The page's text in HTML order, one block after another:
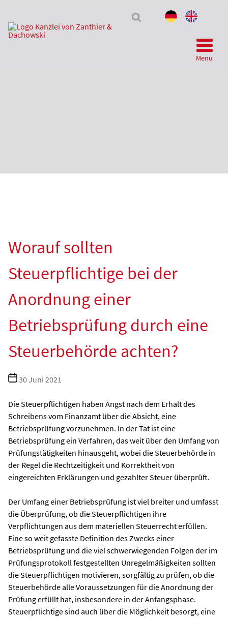
Menu
Worauf sollten
Steuerpflichtige bei der
Anordnung einer
Betriebsprüfung durch eine
Steuerbehörde achten?
Beitragsdatum
30 Juni 2021
Die Steuerpflichtigen haben Angst nach dem Erhalt des
Schreibens vom Finanzamt über die Absicht, eine
Betriebsprüfung vorzunehmen. In der Tat ist eine
Betriebsprüfung ein Verfahren, das weit über den Umfang von
Prüfungstätigkeiten hinausgeht, wobei die Steuerbehörde in
der Regel die Rechtzeitigkeit und Korrektheit von
eingereichten Erklärungen und gezahlter Steuer überprüft.
Der Umfang einer Betriebsprüfung ist viel breiter und umfasst
die Überprüfung, ob die Steuerpflichtigen ihre
Verpflichtungen aus dem materiellen Steuerrecht erfüllen.
Eine so weit gefasste Definition des Zwecks einer
Betriebsprüfung und die viel schwerwiegenden Folgen der im
Prüfungsprotokoll festgestellten Unregelmäßigkeiten sollten
die Steuerpflichtigen motivieren, sorgfältig zu prüfen, ob die
Steuerbehörde alle Voraussetzungen für die Anordnung der
Prüfung erfüllt hat, insbesondere in der Anfangsphase.
Steuerpflichtige sind auch über die Möglichkeit besorgt, eine